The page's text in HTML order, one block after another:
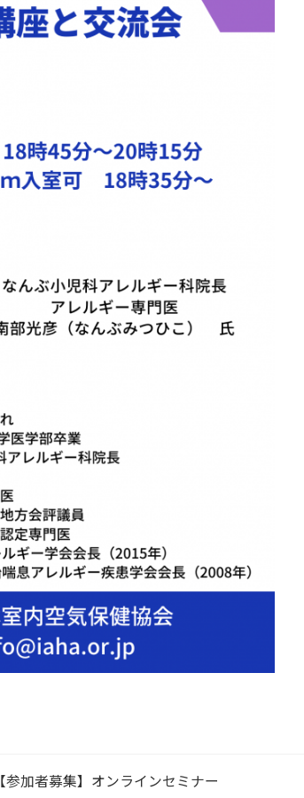
【参加者募集】オンラインセミナー